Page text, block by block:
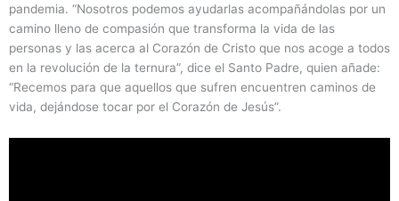
pandemia. “Nosotros podemos ayudarlas acompañándolas por un
camino lleno de compasión que transforma la vida de las
personas y las acerca al Corazón de Cristo que nos acoge a todos
en la revolución de la ternura”, dice el Santo Padre, quien añade:
“Recemos para que aquellos que sufren encuentren caminos de
vida, dejándose tocar por el Corazón de Jesús”.